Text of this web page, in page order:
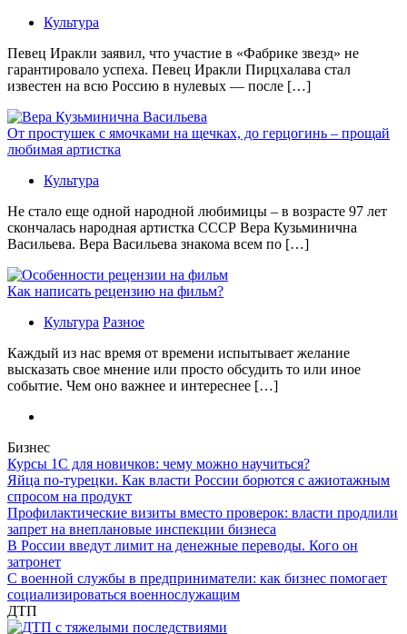
Культура
Певец Иракли заявил, что участие в «Фабрике звезд» не
гарантировало успеха. Певец Иракли Пирцхалава стал
известен на всю Россию в нулевых — после […]
От простушек с ямочками на щечках, до герцогинь – прощай
любимая артистка
Культура
Не стало еще одной народной любимицы – в возрасте 97 лет
скончалась народная артистка СССР Вера Кузьминична
Васильева. Вера Васильева знакома всем по […]
Как написать рецензию на фильм?
Культура Разное
Каждый из нас время от времени испытывает желание
высказать свое мнение или просто обсудить то или иное
событие. Чем оно важнее и интереснее […]
Бизнес
Курсы 1С для новичков: чему можно научиться?
Яйца по-турецки. Как власти России борются с ажиотажным
спросом на продукт
Профилактические визиты вместо проверок: власти продлили
запрет на внеплановые инспекции бизнеса
В России введут лимит на денежные переводы. Кого он
затронет
С военной службы в предприниматели: как бизнес помогает
социализироваться военнослужащим
ДТП